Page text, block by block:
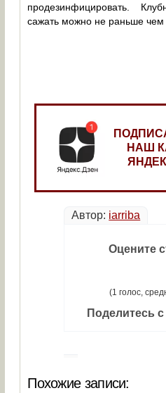
продезинфицировать.
сажать можно не раньше чем
НАШ
Автор: iarriba
Оцените
(1 голос,
Поделитесь
Похожие записи: